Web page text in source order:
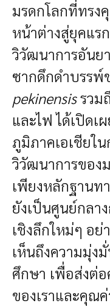
มรดกโลกที่ทรง
หน้าต่างสู่ยุคแร
วิวัฒนาการอันย
ซากดึกดำบรรพ์
pekinensisรวม
และไฟ ได้เปิด
ภูมิภาคเอเชียใ
วิวัฒนาการของ
เพียงหลักฐานท
ยังเป็นศูนย์กลา
เชิงลึกใหม่ๆ อย่
เห็นถึงความมุ่ง
ศึกษา เพื่อส่งต่
ของเราและคุณ